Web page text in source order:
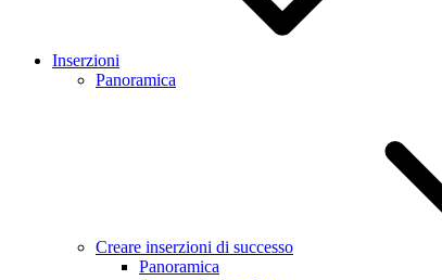
Inserzioni
Panoramica
Creare inserzioni di successo
Panoramica